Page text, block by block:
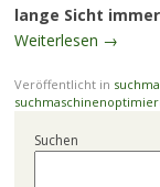
lange Sicht
Weiterlesen →
Veröffentlicht in
Suchen